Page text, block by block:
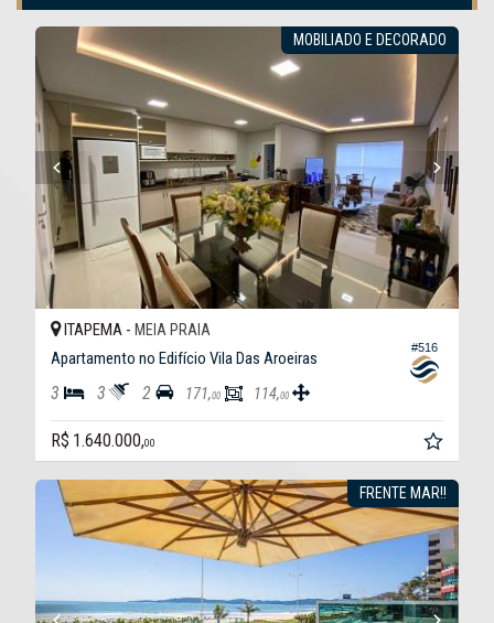
MOBILIADO E DECORADO
#516
ITAPEMA - MEIA PRAIA
Apartamento no Edifício Vila Das Aroeiras
3 3 2 171,00 114,00
R$ 1.640.000,00
FRENTE MAR!!